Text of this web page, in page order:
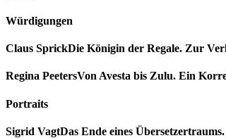
Würdigungen
Claus SprickDie Königin der Regale. Zur
Regina PeetersVon Avesta bis Zulu. Ein
Portraits
Sigrid VagtDas Ende eines